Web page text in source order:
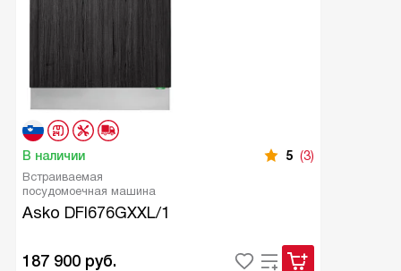
В наличии 5 (3)
Встраиваемая
посудомоечная машина
Asko DFI676GXXL/1
187 900 руб.